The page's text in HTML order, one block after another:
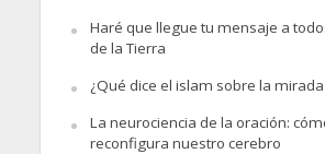
Haré que llegue tu mensaje a
de la Tierra
¿Qué dice el islam sobre la
La neurociencia de la oración:
reconfigura nuestro cerebro